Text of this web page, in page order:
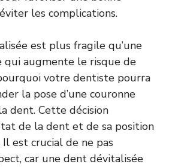
les complications.
est plus fragile qu’une
qui augmente le risque de
votre dentiste pourra
la pose d’une couronne
dent. Cette décision
de la dent et de sa position
Il est crucial de ne pas
car une dent dévitalisée